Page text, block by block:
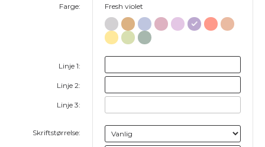
Farge:
Linje 1:
Linje 2:
Linje 3:
Skriftstørrelse:
Fresh violet